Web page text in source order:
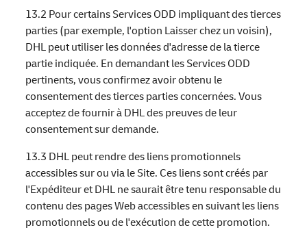
13.2 Pour certains Services ODD impliquant des tierces
parties (par exemple, l'option Laisser chez un voisin),
DHL peut utiliser les données d'adresse de la tierce
partie indiquée. En demandant les Services ODD
pertinents, vous confirmez avoir obtenu le
consentement des tierces parties concernées. Vous
acceptez de fournir à DHL des preuves de leur
consentement sur demande.
13.3 DHL peut rendre des liens promotionnels
accessibles sur ou via le Site. Ces liens sont créés par
l'Expéditeur et DHL ne saurait être tenu responsable du
contenu des pages Web accessibles en suivant les liens
promotionnels ou de l'exécution de cette promotion.